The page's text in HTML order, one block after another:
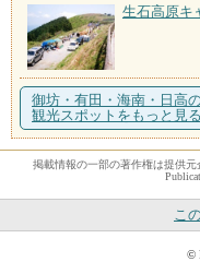
生石高原キ
御坊・有田・海南・日高
観光スポットをもっと見る
掲載情報の一部の著作権は提供元
こ
©